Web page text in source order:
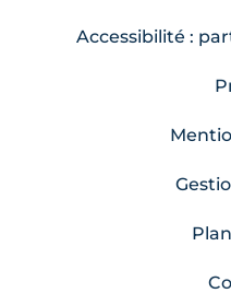
Accessibilité :